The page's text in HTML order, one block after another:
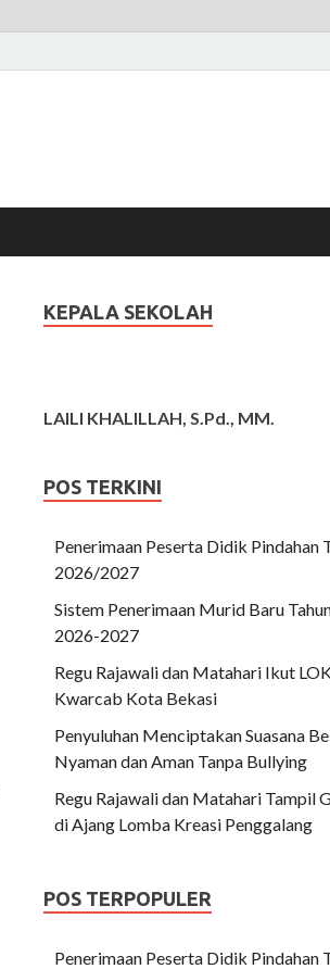
KEPALA SEKOLAH
LAILI KHALILLAH, S.Pd., MM.
POS TERKINI
Penerimaan Peserta Didik Pindahan
2026/2027
Sistem Penerimaan Murid Baru
2026-2027
Regu Rajawali dan Matahari Ikut
Kwarcab Kota Bekasi
Penyuluhan Menciptakan Suasana
Nyaman dan Aman Tanpa Bullying
Regu Rajawali dan Matahari Tampil
di Ajang Lomba Kreasi Penggalang
POS TERPOPULER
Penerimaan Peserta Didik Pindahan